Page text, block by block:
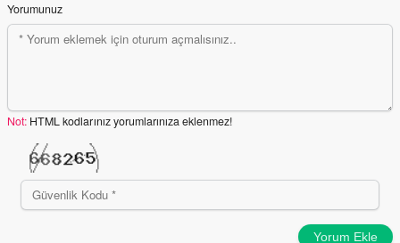
Yorumunuz
Not: HTML kodlarınız yorumlarınıza eklenmez!
Yorum Ekle